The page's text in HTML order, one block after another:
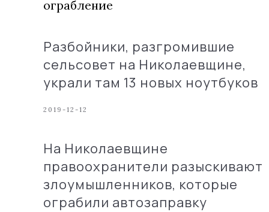
ограбление
Разбойники, разгромившие
сельсовет на Николаевщине,
украли там 13 новых ноутбуков
2019-12-12
На Николаевщине
правоохранители разыскивают
злоумышленников, которые
ограбили автозаправку